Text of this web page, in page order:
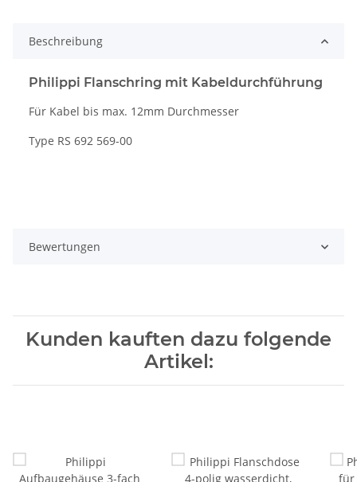
Beschreibung
Philippi Flanschring mit Kabeldurchführung
Für Kabel bis max. 12mm Durchmesser
Type RS 692 569-00
Bewertungen
Kunden kauften dazu folgende
Artikel: